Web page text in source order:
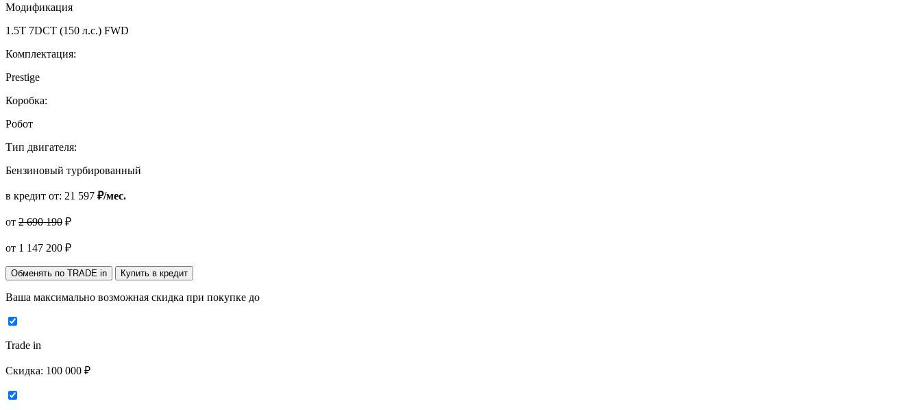
Модификация
1.5T 7DCT (150 л.с.) FWD
Комплектация:
Prestige
Коробка:
Робот
Тип двигателя:
Бензиновый турбированный
в кредит от: 21 597 ₽/мес.
от 2 690 190 ₽
от 1 147 200 ₽
Обменять по TRADE in Купить в кредит
Ваша максимально возможная скидка при покупке до
Trade in
Скидка: 100 000 ₽